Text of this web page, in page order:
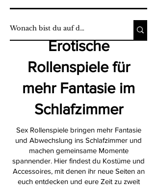
Erotische
Rollenspiele für
mehr Fantasie im
Schlafzimmer
Sex Rollenspiele bringen mehr Fantasie
und Abwechslung ins Schlafzimmer und
machen gemeinsame Momente
spannender. Hier findest du Kostüme und
Accessoires, mit denen ihr neue Seiten an
euch entdecken und eure Zeit zu zweit